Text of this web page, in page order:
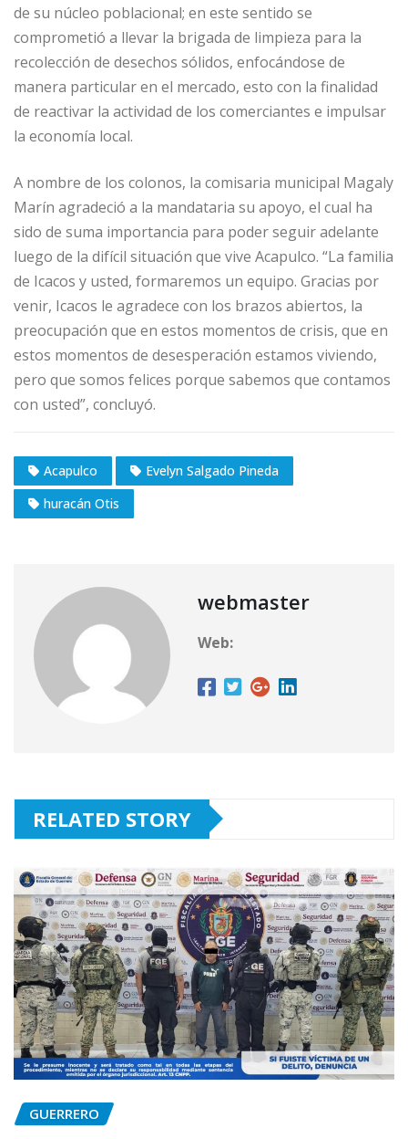
de su núcleo poblacional; en este sentido se
comprometió a llevar la brigada de limpieza para la
recolección de desechos sólidos, enfocándose de
manera particular en el mercado, esto con la finalidad
de reactivar la actividad de los comerciantes e impulsar
la economía local.
A nombre de los colonos, la comisaria municipal Magaly
Marín agradeció a la mandataria su apoyo, el cual ha
sido de suma importancia para poder seguir adelante
luego de la difícil situación que vive Acapulco. “La familia
de Icacos y usted, formaremos un equipo. Gracias por
venir, Icacos le agradece con los brazos abiertos, la
preocupación que en estos momentos de crisis, que en
estos momentos de desesperación estamos viviendo,
pero que somos felices porque sabemos que contamos
con usted”, concluyó. ‎
Acapulco
Evelyn Salgado Pineda
huracán Otis
webmaster
Web:
RELATED STORY
GUERRERO